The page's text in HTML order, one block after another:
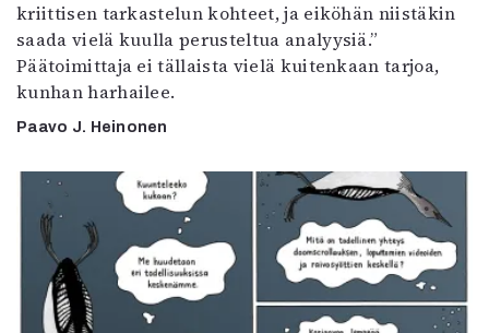
kriittisen tarkastelun kohteet, ja eiköhän niistäkin
saada vielä kuulla perusteltua analyysiä.”
Päätoimittaja ei tällaista vielä kuitenkaan tarjoa,
kunhan harhailee.
Paavo J. Heinonen